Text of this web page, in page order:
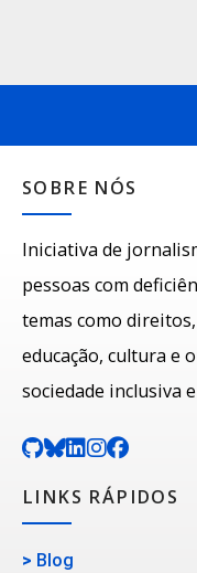
SOBRE NÓS
Iniciativa de
pessoas com
temas como
educação, cultura e
sociedade inclusiva
LINKS RÁPIDOS
> Blog